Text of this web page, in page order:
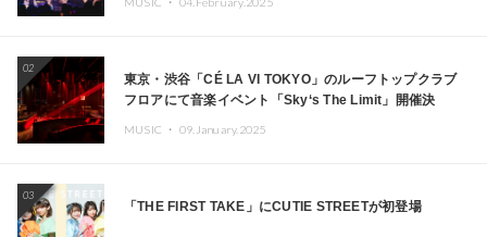
02
東京・渋谷「CÉ LA VI TOKYO」のルーフトップクラブ
フロアにて音楽イベント「Sky‘s The Limit」開催決
Kza（FORCE OF NATURE）ら日本を代表するDJ・クリ
MUSIC ・ 09.January.2025
03
「THE FIRST TAKE」にCUTIE STREETが初登場